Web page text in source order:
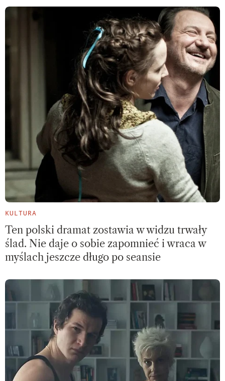
KULTURA
Ten polski dramat zostawia w widzu trwały
ślad. Nie daje o sobie zapomnieć i wraca w
myślach jeszcze długo po seansie